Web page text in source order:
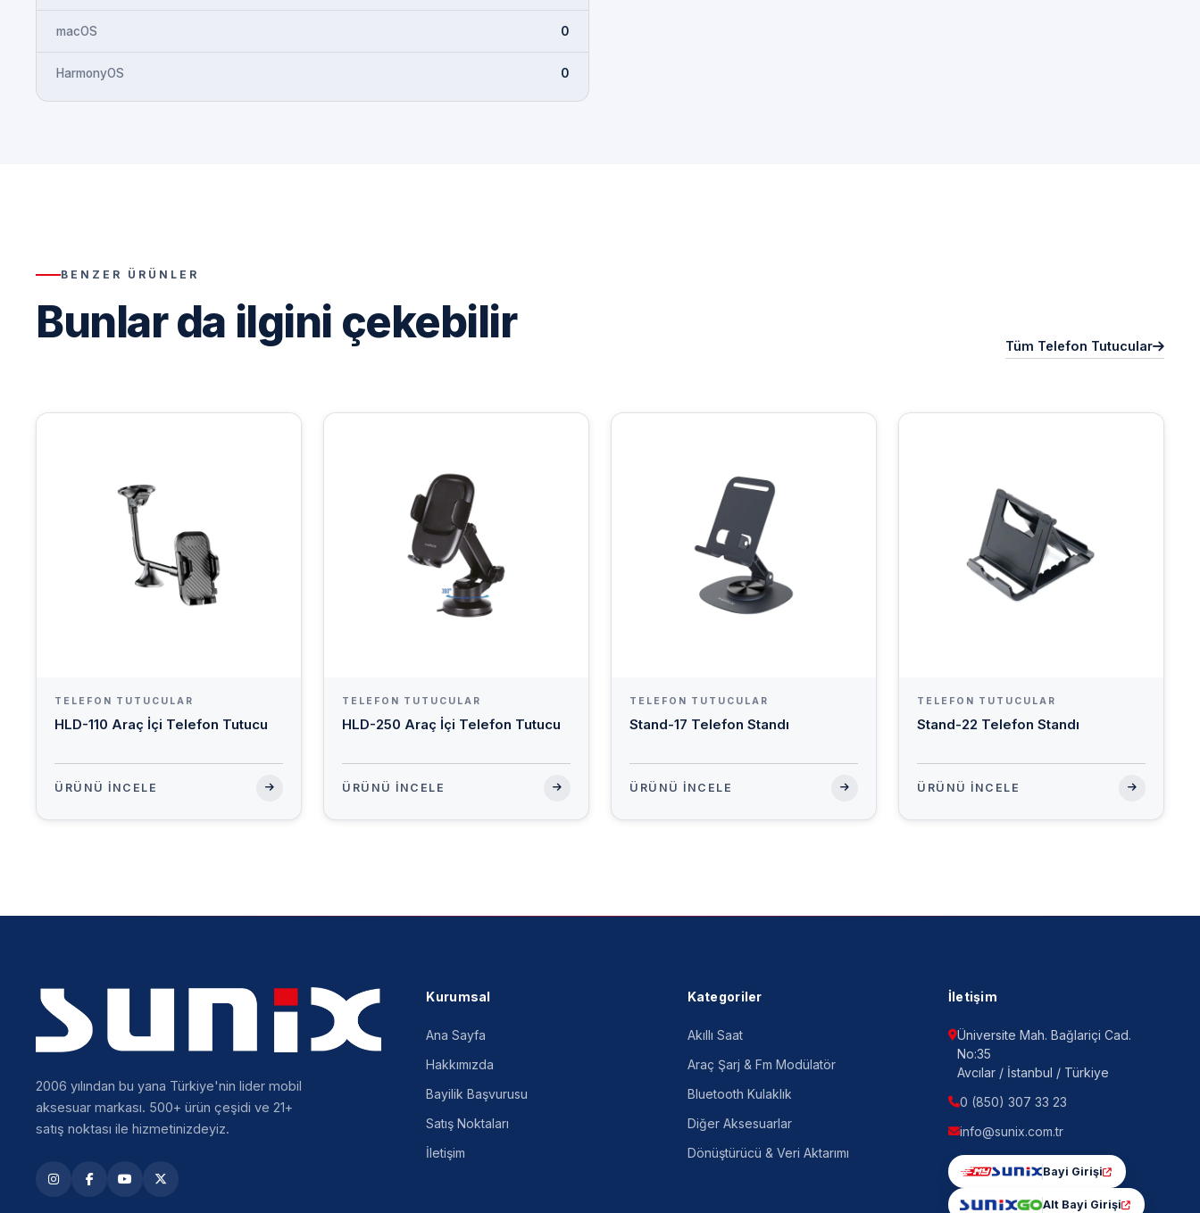
macOS 0
HarmonyOS 0
BENZER ÜRÜNLER
Bunlar da ilgini çekebilir Tüm Telefon Tutucular
TELEFON TUTUCULAR
HLD-110 Araç İçi Telefon Tutucu
ÜRÜNÜ İNCELE
TELEFON TUTUCULAR
HLD-250 Araç İçi Telefon Tutucu
ÜRÜNÜ İNCELE
TELEFON TUTUCULAR
Stand-17 Telefon Standı
ÜRÜNÜ İNCELE
TELEFON TUTUCULAR
Stand-22 Telefon Standı
ÜRÜNÜ İNCELE
2006 yılından bu yana Türkiye'nin lider mobil
aksesuar markası. 500+ ürün çeşidi ve 21+
satış noktası ile hizmetinizdeyiz.
Kurumsal
Ana Sayfa
Hakkımızda
Bayilik Başvurusu
Satış Noktaları
İletişim
Kategoriler
Akıllı Saat
Araç Şarj & Fm Modülatör
Bluetooth Kulaklık
Diğer Aksesuarlar
Dönüştürücü & Veri Aktarımı
İletişim
Üniversite Mah. Bağlariçi Cad.
No:35
Avcılar / İstanbul / Türkiye
0 (850) 307 33 23
info@sunix.com.tr
Bayi Girişi
Alt Bayi Girişi